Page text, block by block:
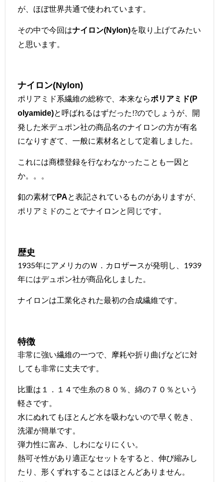
が、ほぼ世界共通で使われています。
その中で今回はナイロン(Nylon)を取り上げてみたい
と思います。
ナイロン(Nylon)
ポリアミド系繊維の総称で、本来ならポリアミド(P
olyamide)と呼ばれるはずだった!?のでしょうが、開
発した米デュポン社の商品名のナイロンの方が有名
になりすぎて、一般に素材名として定着しました。
これには商標登録を行なわなかったことも一因と
か。。。
釦の素材でPAと表記されているものがありますが、
ポリアミドのことでナイロンと同じです。
歴史
1935年にアメリカのＷ．カロザースが発明し、1939
年にはデュポン社が商品化しました。
ナイロンは工業化された最初の合成繊維です。
特徴
非常に強い繊維の一つで、摩耗や折り曲げなどに対
しても非常に丈夫です。
比重は１．１４で生糸の８０％、綿の７０％という
軽さです。
水にぬれてもほとんど水を吸わないので早く乾き、
洗濯が簡単です。
弾力性に富み、しわになりにくい。
熱可そ性があり適正なセットをすると、伸び縮みし
たり、形くずれすることはほとんどありません。